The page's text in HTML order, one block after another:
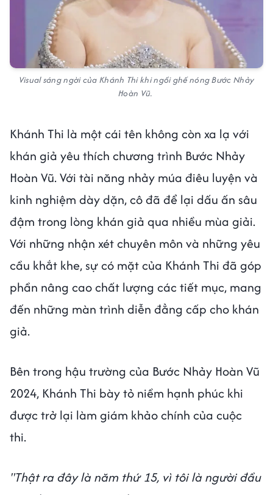
Visual sáng ngời của Khánh Thi khi ngồi ghế nóng Bước Nhảy
Hoàn Vũ.
Khánh Thi là một cái tên không còn xa lạ với
khán giả yêu thích chương trình Bước Nhảy
Hoàn Vũ. Với tài năng nhảy múa điêu luyện và
kinh nghiệm dày dặn, cô đã để lại dấu ấn sâu
đậm trong lòng khán giả qua nhiều mùa giải.
Với những nhận xét chuyên môn và những yêu
cầu khắt khe, sự có mặt của Khánh Thi đã góp
phần nâng cao chất lượng các tiết mục, mang
đến những màn trình diễn đẳng cấp cho khán
giả.
Bên trong hậu trường của Bước Nhảy Hoàn Vũ
2024, Khánh Thi bày tỏ niềm hạnh phúc khi
được trở lại làm giám khảo chính của cuộc
thi.
"Thật ra đây là năm thứ 15, vì tôi là người đầu